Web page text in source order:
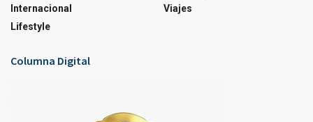
Internacional
Lifestyle
Viajes
Columna Digital